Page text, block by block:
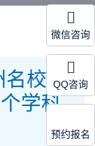
名校学
学科
微信咨询
QQ咨询
预约报名